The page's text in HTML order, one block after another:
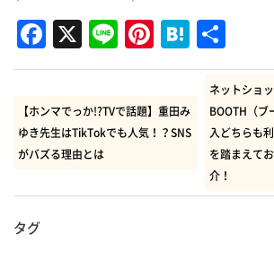
Facebook
X LinePinterest
Hatena
有
【ホンマでっか!?TVで話題】重田み
ゆき先生はTikTokでも人気！？SNS
がバズる理由とは
ネットショ
BOOTH（ブ
入どちらも
を踏まえて
介！
タグ